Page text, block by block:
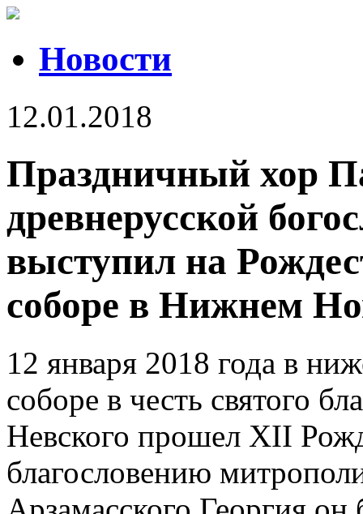
Новости
12.01.2018
Праздничный хор
древнерусской
выступил на
соборе в Нижнем
12 января 2018 года в
соборе в честь святого
Невского прошел XII
благословению